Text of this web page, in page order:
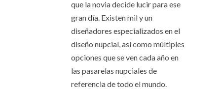
que la novia decide lucir para ese
gran día. Existen mil y un
diseñadores especializados en el
diseño nupcial, así como múltiples
opciones que se ven cada año en
las pasarelas nupciales de
referencia de todo el mundo.